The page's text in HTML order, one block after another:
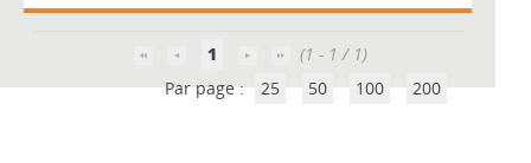
1
(1 - 1 / 1)
Par page : 25 50 100 200